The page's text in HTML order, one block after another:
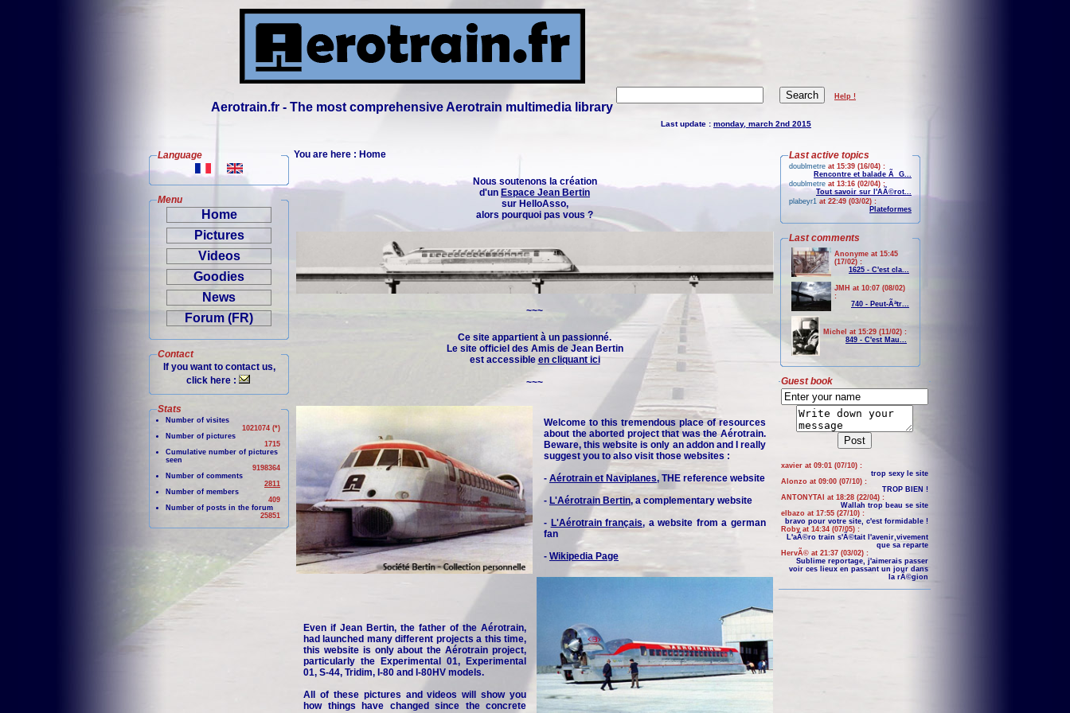
Aerotrain.fr - The most comprehensive Aerotrain multimedia library
Help !
Last update : monday, march 2nd 2015
Language
Menu
Home
Pictures
Videos
Goodies
News
Forum (FR)
Contact
If you want to contact us,
click here :
Stats
Number of visites
1021074 (*)
Number of pictures
1715
Cumulative number of pictures
seen
9198364
Number of comments
2811
Number of members
409
Number of posts in the forum
25851
You are here : Home
Nous soutenons la création
d'un Espace Jean Bertin
sur HelloAsso,
alors pourquoi pas vous ?
~~~
Ce site appartient à un passionné.
Le site officiel des Amis de Jean Bertin
est accessible en cliquant ici
~~~
Welcome to this tremendous place of resources
about the aborted project that was the Aérotrain.
Beware, this website is only an addon and I really
suggest you to also visit those websites :
- Aérotrain et Naviplanes, THE reference website
- L'Aérotrain Bertin, a complementary website
- L'Aérotrain français, a website from a german
fan
- Wikipedia Page
Even if Jean Bertin, the father of the Aérotrain,
had launched many different projects a this time,
this website is only about the Aérotrain project,
particularly the Experimental 01, Experimental
01, S-44, Tridim, I-80 and I-80HV models.
All of these pictures and videos will show you
how things have changed since the concrete
Last active topics
doublmetre at 15:39 (16/04) :
Rencontre et balade Ã G...
doublmetre at 13:16 (02/04) :
Tout savoir sur l'AÃ©rot...
plabeyr1 at 22:49 (03/02) :
Plateformes
Last comments
Anonyme at 15:45
(17/02) :
1625 - C'est cla...
JMH at 10:07 (08/02)
:
740 - Peut-Ãªtr...
Michel at 15:29 (11/02) :
849 - C'est Mau...
Guest book
xavier at 09:01 (07/10) :
trop sexy le site
Alonzo at 09:00 (07/10) :
TROP BIEN !
ANTONYTAI at 18:28 (22/04) :
Wallah trop beau se site
elbazo at 17:55 (27/10) :
bravo pour votre site, c'est formidable !
Roby at 14:34 (07/05) :
L'aÃ©ro train s'Ã©tait l'avenir,vivement
que sa reparte
HervÃ© at 21:37 (03/02) :
Sublime reportage, j'aimerais passer
voir ces lieux en passant un jour dans
la rÃ©gion